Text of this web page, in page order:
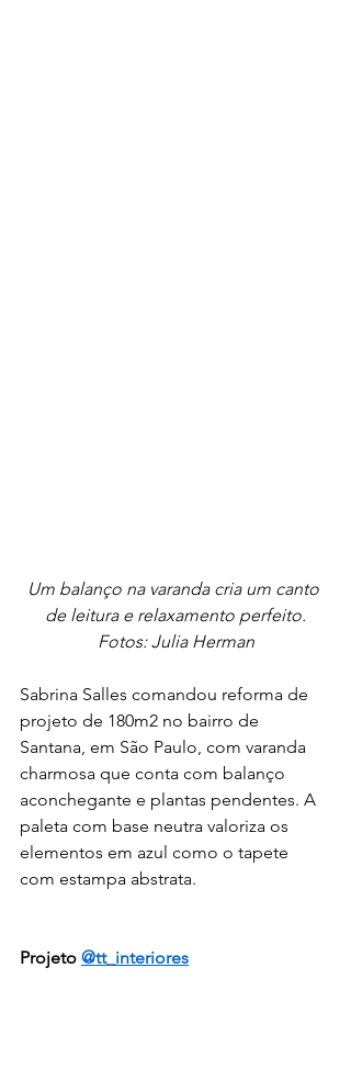
Um balanço na varanda cria um canto
de leitura e relaxamento perfeito.
Fotos: Julia Herman
Sabrina Salles comandou reforma de
projeto de 180m2 no bairro de
Santana, em São Paulo, com varanda
charmosa que conta com balanço
aconchegante e plantas pendentes. A
paleta com base neutra valoriza os
elementos em azul como o tapete
com estampa abstrata.
Projeto @tt_interiores